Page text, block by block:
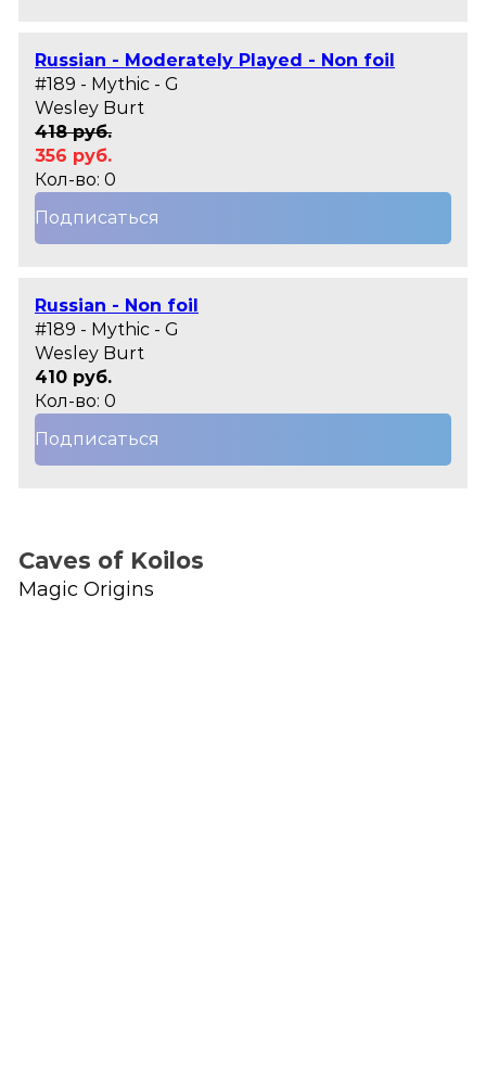
Russian - Moderately Played - Non foil
#189 - Mythic - G
Wesley Burt
418 руб.
356 руб.
Кол-во: 0
Подписаться
Russian - Non foil
#189 - Mythic - G
Wesley Burt
410 руб.
Кол-во: 0
Подписаться
Caves of Koilos
Magic Origins